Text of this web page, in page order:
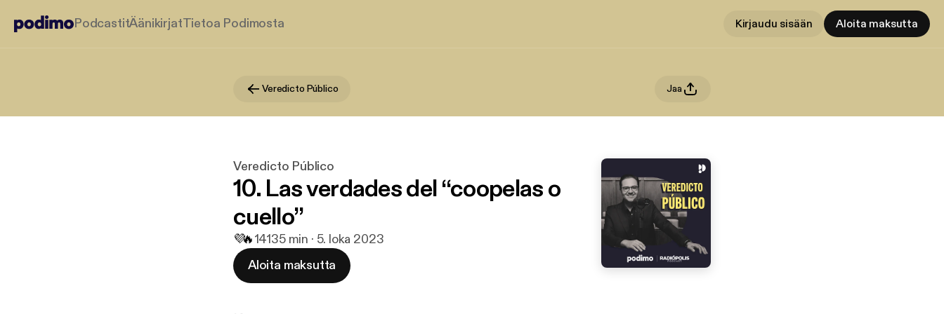
PodcastitÄänikirjatTietoa Podimosta Kirjaudu sisään Aloita maksutta
Veredicto Público Jaa
Veredicto Público
10. Las verdades del “coopelas o
cuello”
💜🔥14135 min · 5. loka 2023
Aloita maksutta